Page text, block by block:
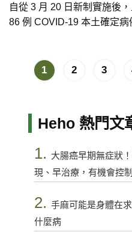
自從 3 月 20 日新制實施後
86 例 COVID-19 本土確定病
1 2 3
Heho 熱門文
1. 大腸癌早期無症狀
現、早治療，有機會控制
2. 手麻可能是身體在
什麼病